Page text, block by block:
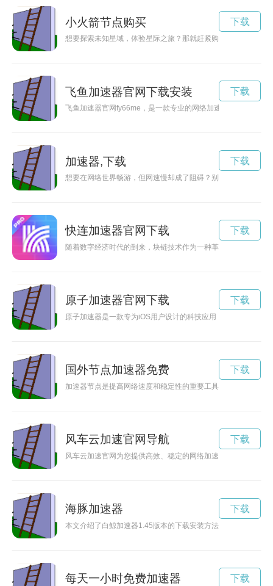
小火箭节点购买
想要探索未知星域，体验星际之旅？那就赶紧购买Shadow
下载
飞鱼加速器官网下载安装
飞鱼加速器官网fy66me，是一款专业的网络加速工具，能够为
下载
加速器,下载
想要在网络世界畅游，但网速慢却成了阻碍？别担心！von加
下载
快连加速器官网下载
随着数字经济时代的到来，块链技术作为一种革命性的技术已
下载
原子加速器官网下载
原子加速器是一款专为iOS用户设计的科技应用，利用最先进
下载
国外节点加速器免费
加速器节点是提高网络速度和稳定性的重要工具，免费加速器
下载
风车云加速官网导航
风车云加速官网为您提供高效、稳定的网络加速服务，让您畅
下载
海豚加速器
本文介绍了白鲸加速器1.45版本的下载安装方法，帮助用户快
下载
每天一小时免费加速器 下载